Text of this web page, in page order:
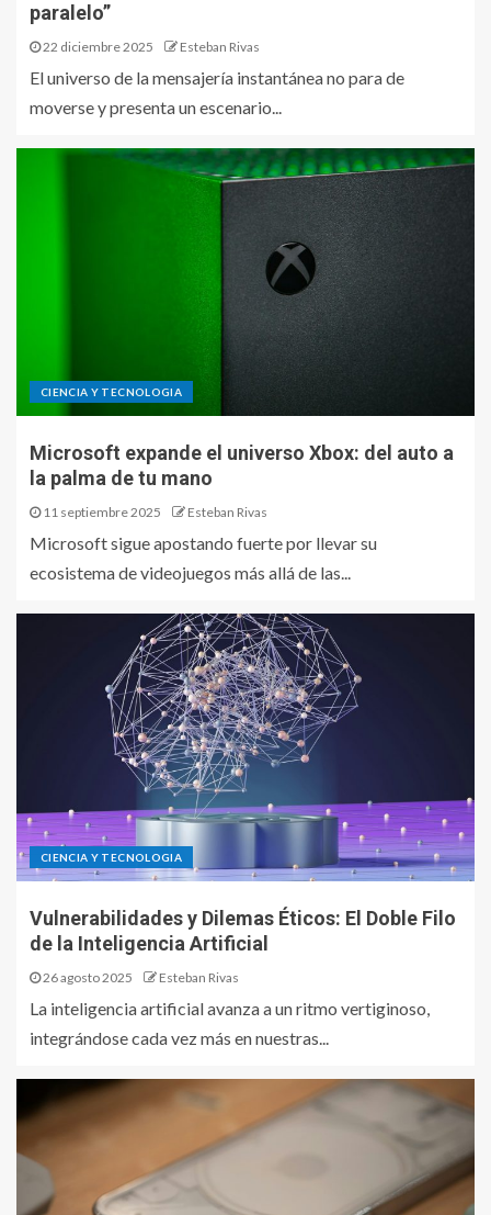
paralelo”
22 diciembre 2025 Esteban Rivas
El universo de la mensajería instantánea no para de
moverse y presenta un escenario...
CIENCIA Y TECNOLOGIA
Microsoft expande el universo Xbox: del auto a
la palma de tu mano
11 septiembre 2025 Esteban Rivas
Microsoft sigue apostando fuerte por llevar su
ecosistema de videojuegos más allá de las...
CIENCIA Y TECNOLOGIA
Vulnerabilidades y Dilemas Éticos: El Doble Filo
de la Inteligencia Artificial
26 agosto 2025 Esteban Rivas
La inteligencia artificial avanza a un ritmo vertiginoso,
integrándose cada vez más en nuestras...